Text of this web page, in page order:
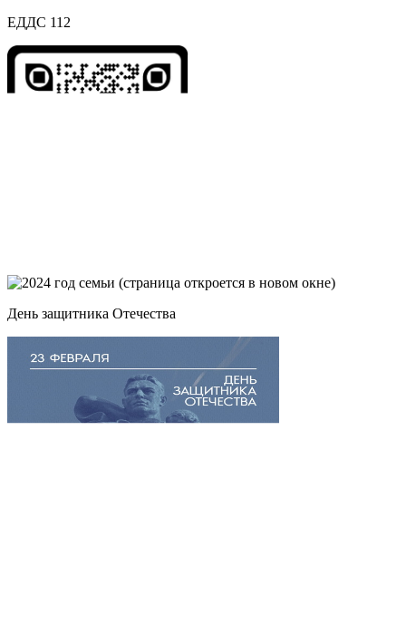
ЕДДС 112
День защитника Отечества